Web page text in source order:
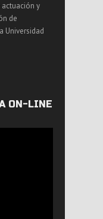
y
de
Universidad
ON-LINE